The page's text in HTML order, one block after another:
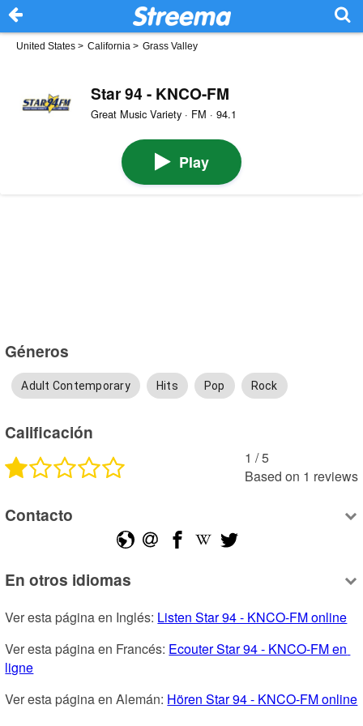
United States > California > Grass Valley
Star 94 - KNCO-FM
Great Music Variety · FM · 94.1
Play
Géneros
Adult Contemporary Hits Pop Rock
Calificación
1 /5
Based on 1 reviews
Contacto
En otros idiomas
Ver esta página en Inglés: Listen Star 94 - KNCO-FM online
Ver esta página en Francés: Ecouter Star 94 - KNCO-FM en
ligne
Ver esta página en Alemán: Hören Star 94 - KNCO-FM online